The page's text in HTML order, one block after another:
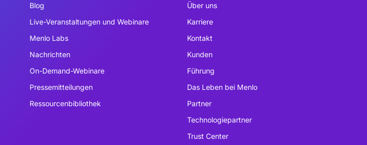
Blog
Live-Veranstaltungen und Webinare
Menlo Labs
Nachrichten
On-Demand-Webinare
Pressemitteilungen
Ressourcenbibliothek
Über uns
Karriere
Kontakt
Kunden
Führung
Das Leben bei Menlo
Partner
Technologiepartner
Trust Center